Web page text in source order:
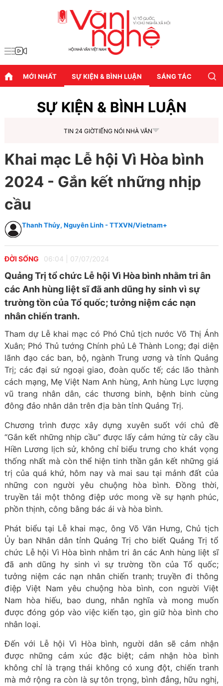
MỚI NHẤT SỰ KIỆN & BÌNH LUẬN SÁNG TÁC
SỰ KIỆN & BÌNH LUẬN
TIN 24 GIỜTIẾNG NÓI NHÀ VĂN
Khai mạc Lễ hội Vì Hòa bình
2024 - Gắn kết những nhịp
cầu
Thanh Thủy, Nguyên Linh - TTXVN/Vietnam+
ĐỜI SỐNG 06:04 07/07/2024
Quảng Trị tổ chức Lễ hội Vì Hòa bình nhằm tri ân
các Anh hùng liệt sĩ đã anh dũng hy sinh vì sự
trường tồn của Tổ quốc; tưởng niệm các nạn
nhân chiến tranh.
Tham dự Lễ khai mạc có Phó Chủ tịch nước Võ Thị Ánh
Xuân; Phó Thủ tướng Chính phủ Lê Thành Long; đại diện
lãnh đạo các ban, bộ, ngành Trung ương và tỉnh Quảng
Trị; các đại sứ ngoại giao, đoàn quốc tế; các lão thành
cách mạng, Mẹ Việt Nam Anh hùng, Anh hùng Lực lượng
vũ trang nhân dân, các thương binh, bệnh binh cùng
đông đảo nhân dân trên địa bàn tỉnh Quảng Trị.
Chương trình được xây dựng xuyên suốt với chủ đề
“Gắn kết những nhịp cầu” được lấy cảm hứng từ cây cầu
Hiền Lương lịch sử, không chỉ biểu trưng cho khát vọng
thống nhất mà còn thể hiện tinh thần gắn kết những giá
trị của quá khứ, hôm nay và mai sau tại mảnh đất của
những con người yêu chuộng hòa bình. Đồng thời,
truyền tải một thông điệp ước mong về sự hạnh phúc,
phồn thịnh, công bằng bác ái và hòa bình.
Phát biểu tại Lễ khai mạc, ông Võ Văn Hưng, Chủ tịch
Ủy ban Nhân dân tỉnh Quảng Trị cho biết Quảng Trị tổ
chức Lễ hội Vì Hòa bình nhằm tri ân các Anh hùng liệt sĩ
đã anh dũng hy sinh vì sự trường tồn của Tổ quốc;
tưởng niệm các nạn nhân chiến tranh; truyền đi thông
điệp Việt Nam yêu chuộng hòa bình, con người Việt
Nam hòa hiếu, bao dung, nhân nghĩa và mong muốn
được đóng góp vào việc kiến tạo, gìn giữ hòa bình cho
nhân loại.
Đến với Lễ hội Vì Hòa bình, người dân sẽ cảm nhận
được những cảm xúc đặc biệt; cảm nhận hòa bình
không chỉ là trạng thái không có xung đột, chiến tranh
mà mở rộng ra còn là sự tôn trọng, bình đẳng, hữu nghị,